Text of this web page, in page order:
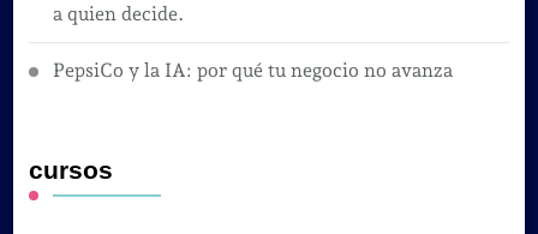
a quien decide.
PepsiCo y la IA: por qué tu negocio no avanza
cursos